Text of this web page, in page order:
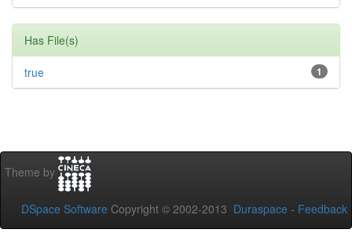
Has File(s)
1
true
Theme by
DSpace Software Copyright © 2002-2013 Duraspace - Feedback